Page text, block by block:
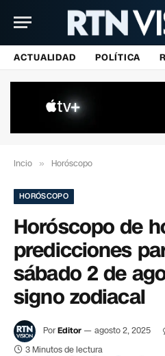
ACTUALIDAD POLÍTICA
Incio » Horóscopo
HORÓSCOPO
Horóscopo de
predicciones
sábado 2 de
signo zodiacal
PorEditor agosto 2, 2025
3 Minutos de lectura